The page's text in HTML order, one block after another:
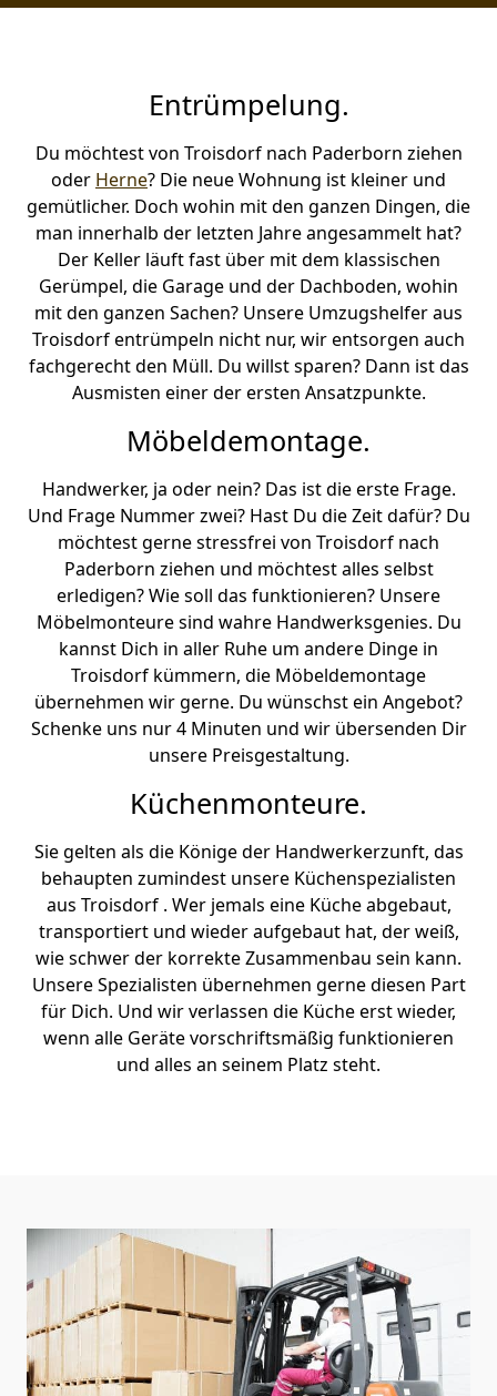
Entrümpelung.
Du möchtest von Troisdorf nach Paderborn ziehen
oder Herne? Die neue Wohnung ist kleiner und
gemütlicher. Doch wohin mit den ganzen Dingen, die
man innerhalb der letzten Jahre angesammelt hat?
Der Keller läuft fast über mit dem klassischen
Gerümpel, die Garage und der Dachboden, wohin
mit den ganzen Sachen? Unsere Umzugshelfer aus
Troisdorf entrümpeln nicht nur, wir entsorgen auch
fachgerecht den Müll. Du willst sparen? Dann ist das
Ausmisten einer der ersten Ansatzpunkte.
Möbeldemontage.
Handwerker, ja oder nein? Das ist die erste Frage.
Und Frage Nummer zwei? Hast Du die Zeit dafür? Du
möchtest gerne stressfrei von Troisdorf nach
Paderborn ziehen und möchtest alles selbst
erledigen? Wie soll das funktionieren? Unsere
Möbelmonteure sind wahre Handwerksgenies. Du
kannst Dich in aller Ruhe um andere Dinge in
Troisdorf kümmern, die Möbeldemontage
übernehmen wir gerne. Du wünschst ein Angebot?
Schenke uns nur 4 Minuten und wir übersenden Dir
unsere Preisgestaltung.
Küchenmonteure.
Sie gelten als die Könige der Handwerkerzunft, das
behaupten zumindest unsere Küchenspezialisten
aus Troisdorf . Wer jemals eine Küche abgebaut,
transportiert und wieder aufgebaut hat, der weiß,
wie schwer der korrekte Zusammenbau sein kann.
Unsere Spezialisten übernehmen gerne diesen Part
für Dich. Und wir verlassen die Küche erst wieder,
wenn alle Geräte vorschriftsmäßig funktionieren
und alles an seinem Platz steht.